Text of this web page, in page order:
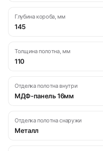
Глубина короба, мм
145
Толщина полотна, мм
110
Отделка полотна внутри
МДФ-панель 16мм
Отделка полотна снаружи
Металл